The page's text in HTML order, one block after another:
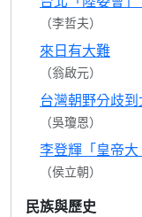
（李哲夫）
來日有大難
（翁啟元）
台灣朝野分歧到
（吳瓊恩）
李登輝「皇帝
（侯立朝）
民族與歷史